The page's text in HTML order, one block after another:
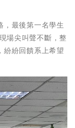
，最後第一名學生
場尖叫聲不斷，整
紛紛回饋系上希望